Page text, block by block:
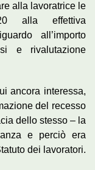
alla lavoratrice le
alla effettiva
all’importo
e rivalutazione
ancora interessa,
del recesso
dello stesso – la
e perciò era
dei lavoratori.